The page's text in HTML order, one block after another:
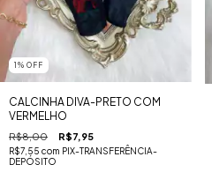
1 % OFF
CALCINHA DIVA-PRETO COM
VERMELHO
R$8,00 R$7,95
R$7,55 com PIX-TRANSFERÊNCIA-
DEPÓSITO